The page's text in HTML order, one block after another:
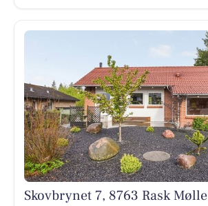
Skovbrynet 7, 8763 Rask Mølle